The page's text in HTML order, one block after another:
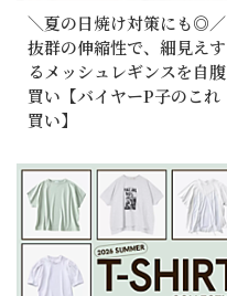
＼夏の日焼け対策にも◎／
抜群の伸縮性で、細見えす
るメッシュレギンスを自腹
買い【バイヤーP子のこれ
買い】